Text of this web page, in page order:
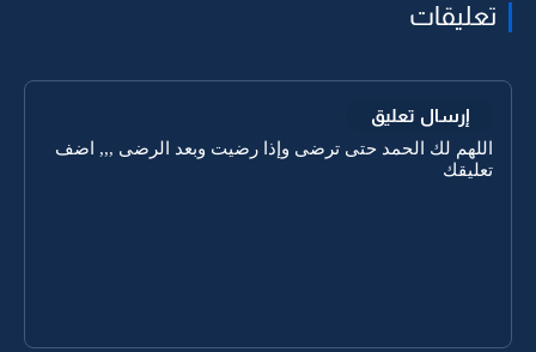
تعليقات
إرسال تعليق
اللهم لك الحمد حتى ترضى وإذا رضيت وبعد الرضى ,,, اضف
تعليقك